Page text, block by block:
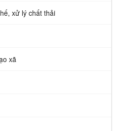
xử lý chất thải
xã